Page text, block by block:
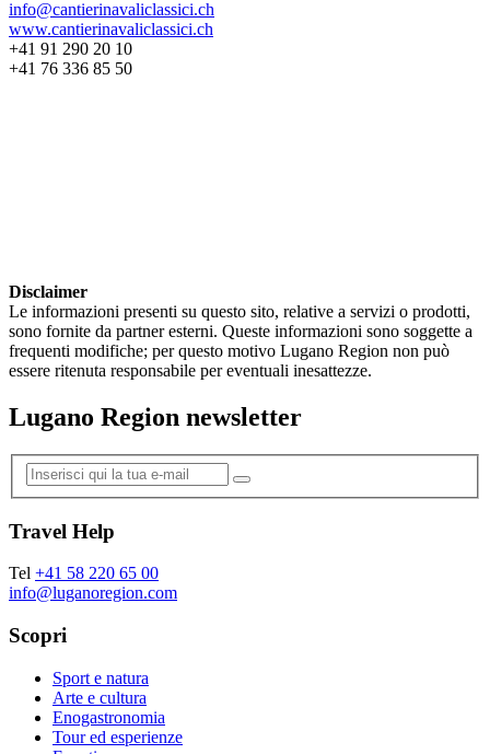
info@cantierinavaliclassici.ch
www.cantierinavaliclassici.ch
+41 91 290 20 10
+41 76 336 85 50
Disclaimer
Le informazioni presenti su questo sito, relative a servizi o prodotti,
sono fornite da partner esterni. Queste informazioni sono soggette a
frequenti modifiche; per questo motivo Lugano Region non può
essere ritenuta responsabile per eventuali inesattezze.
Lugano Region newsletter
Travel Help
Tel +41 58 220 65 00
info@luganoregion.com
Scopri
Sport e natura
Arte e cultura
Enogastronomia
Tour ed esperienze